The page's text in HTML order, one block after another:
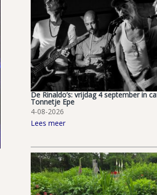
De Rinaldo’s: vrijdag 4 september in
Tonnetje Epe
4-08-2026
Lees meer